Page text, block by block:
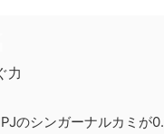
力
のシンガーナルカミが